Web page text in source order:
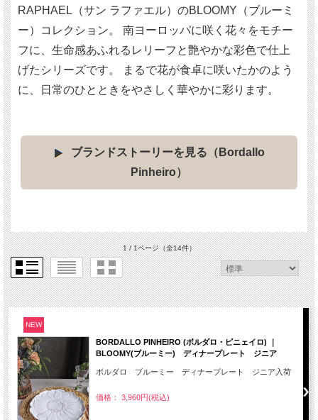
RAPHAEL（サン ラファエル）のBLOOMY（ブルーミ
ー）コレクション。 南ヨーロッパに咲く花々をモチー
フに、生命感あふれるレリーフと艶やかな彩色で仕上
げたシリーズです。 まるで花が食卓に咲いたかのよう
に、日常のひとときをやさしく華やかに彩ります。
ブランドストーリーを見る（Bordallo
Pinheiro）
1 / 1ページ（全14件）
NEW
BORDALLO PINHEIRO (ボルダロ・ピニェイロ) ｜
BLOOMY(ブルーミー) ディナープレート ジニア
ボルダロ ブルーミー ディナープレート ジニア入荷
価格： 3,960円(税込)